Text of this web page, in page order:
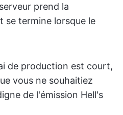
prend la
se termine lorsque le
de production est court,
vous ne souhaitiez
de l'émission Hell's